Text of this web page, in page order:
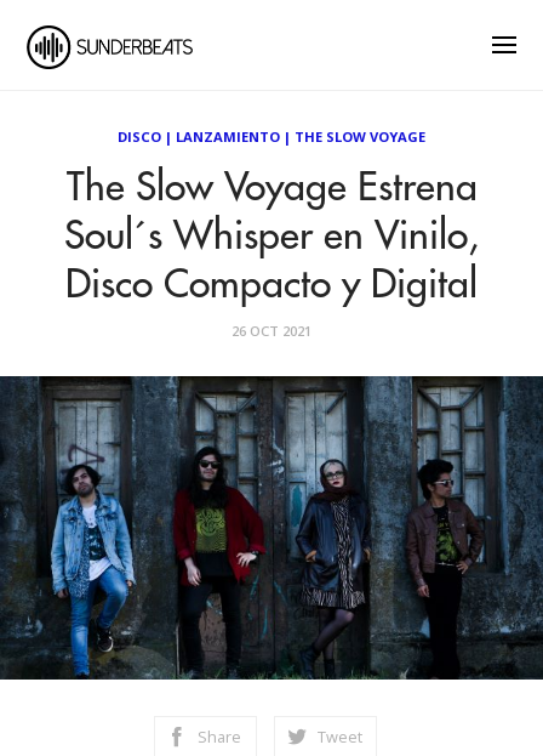
DISCO | LANZAMIENTO | THE SLOW VOYAGE
The Slow Voyage Estrena
Soul´s Whisper en Vinilo,
Disco Compacto y Digital
26 OCT 2021
Share Tweet